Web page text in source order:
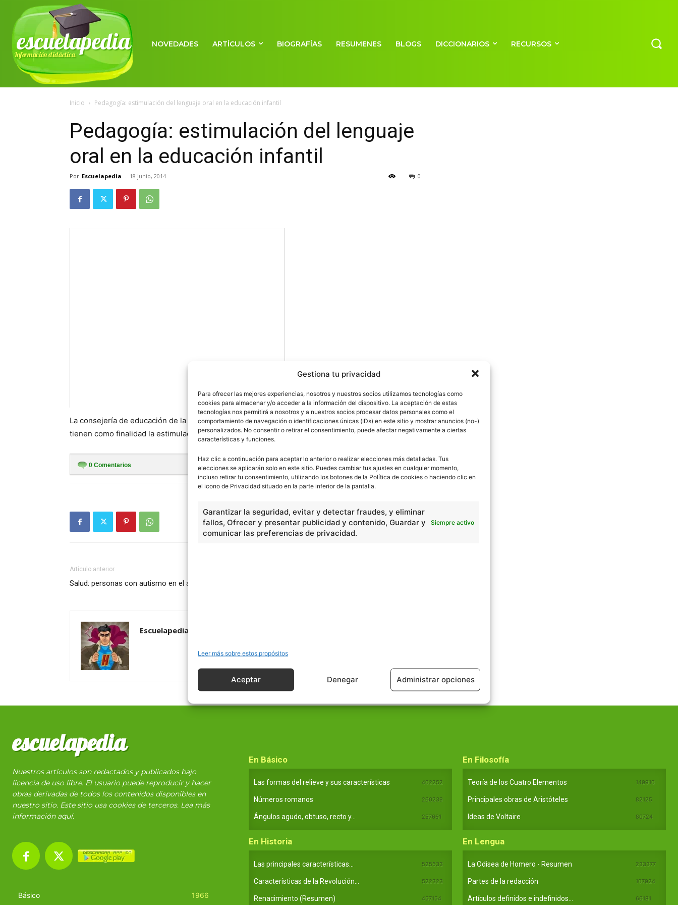
Gestiona tu privacidad
Para ofrecer las mejores experiencias, nosotros y nuestros socios utilizamos tecnologías como
cookies para almacenar y/o acceder a la información del dispositivo. La aceptación de estas
tecnologías nos permitirá a nosotros y a nuestros socios procesar datos personales como el
comportamiento de navegación o identificaciones únicas (IDs) en este sitio y mostrar anuncios (no-)
personalizados. No consentir o retirar el consentimiento, puede afectar negativamente a ciertas
características y funciones.
Haz clic a continuación para aceptar lo anterior o realizar elecciones más detalladas. Tus
elecciones se aplicarán solo en este sitio. Puedes cambiar tus ajustes en cualquier momento,
incluso retirar tu consentimiento, utilizando los botones de la Política de cookies o haciendo clic en
el icono de Privacidad situado en la parte inferior de la pantalla.
Garantizar la seguridad, evitar y detectar fraudes, y eliminar
fallos, Ofrecer y presentar publicidad y contenido, Guardar y
comunicar las preferencias de privacidad.
Siempre activo
Leer más sobre estos propósitos
Aceptar Denegar Administrar opciones
escuelapedia
Información didáctica
NOVEDADES ARTÍCULOS BIOGRAFÍAS RESUMENES BLOGS DICCIONARIOS RECURSOS
Inicio Pedagogía: estimulación del lenguaje oral en la educación infantil
Pedagogía: estimulación del lenguaje
oral en la educación infantil
Por Escuelapedia - 18 junio, 2014 0
La consejería de educación de la Junta de Andalucía nos propone una serie de actividades que
tienen como finalidad la estimulación del lenguaje oral en la Educación Infantil.
0 Comentarios
Artículo anterior
Salud: personas con autismo en el ámbito clínico
Escuelapedia
escuelapedia
Nuestros articulos son redactados y publicados bajo
licencia de uso libre. El usuario puede reproducir y hacer
obras derivadas de todos los contenidos disponibles en
nuestro sitio. Este sitio usa cookies de terceros. Lea más
información aquí.
Básico 1966
En Básico
Las formas del relieve y sus características 402252
Números romanos 260239
Ángulos agudo, obtuso, recto y... 257661
En Filosofía
Teoría de los Cuatro Elementos 149910
Principales obras de Aristóteles 82125
Ideas de Voltaire 80724
En Historia
Las principales características... 525533
Características de la Revolución... 522323
Renacimiento (Resumen) 457154
En Lengua
La Odisea de Homero - Resumen 233377
Partes de la redacción 107924
Artículos definidos e indefinidos... 66181